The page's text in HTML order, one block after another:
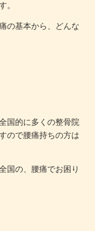
。
の基本から、どんな
国的に多くの整骨院
ので腰痛持ちの方は
国の、腰痛でお困り